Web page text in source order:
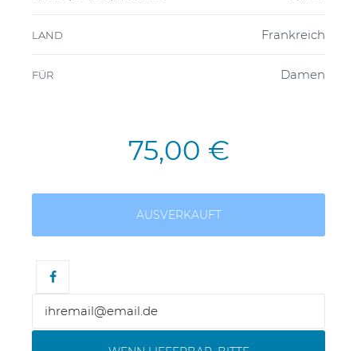
LAND Frankreich
FÜR Damen
75,00 €
AUSVERKAUFT